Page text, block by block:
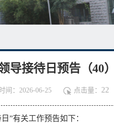
导接待日预告（40）
间：2026-06-25 点击量： 22
”有关工作预告如下：